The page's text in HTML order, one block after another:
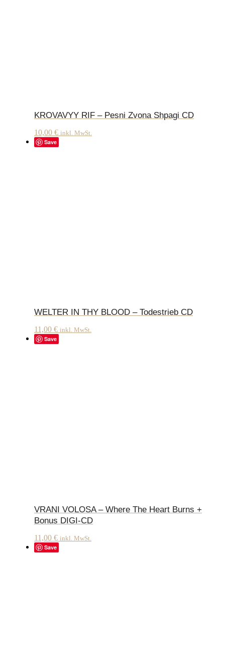
KROVAVYY RIF – Pesni Zvona Shpagi CD
10,00 € inkl. MwSt.
Save
WELTER IN THY BLOOD – Todestrieb CD
11,00 € inkl. MwSt.
Save
VRANI VOLOSA – Where The Heart Burns +
Bonus DIGI-CD
11,00 € inkl. MwSt.
Save